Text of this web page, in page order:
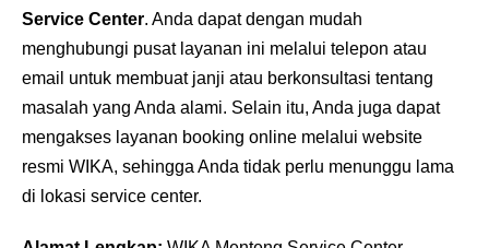
Service Center. Anda dapat dengan mudah
menghubungi pusat layanan ini melalui telepon atau
email untuk membuat janji atau berkonsultasi tentang
masalah yang Anda alami. Selain itu, Anda juga dapat
mengakses layanan booking online melalui website
resmi WIKA, sehingga Anda tidak perlu menunggu lama
di lokasi service center.